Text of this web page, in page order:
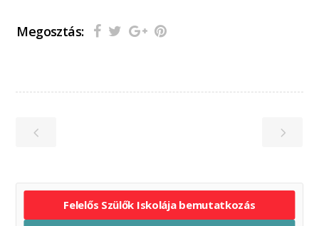
Megosztás:
Felelős Szülők Iskolája bemutatkozás